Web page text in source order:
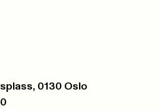
0130 Oslo